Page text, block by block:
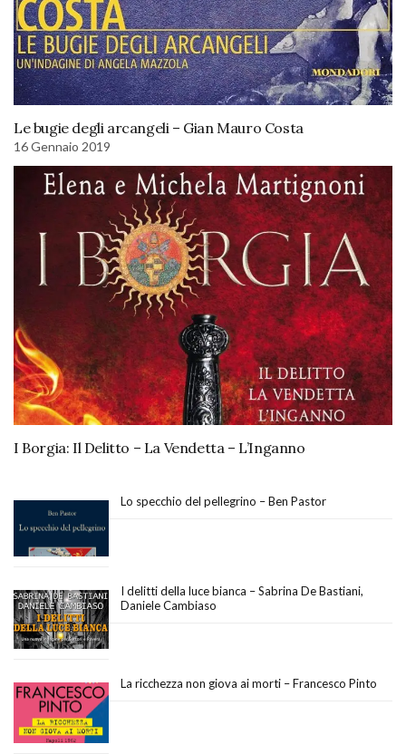
Le bugie degli arcangeli – Gian Mauro Costa
16 Gennaio 2019
I Borgia: Il Delitto – La Vendetta – L’Inganno
Lo specchio del pellegrino – Ben Pastor
I delitti della luce bianca – Sabrina De Bastiani,
Daniele Cambiaso
La ricchezza non giova ai morti – Francesco Pinto